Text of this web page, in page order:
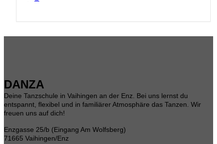
DANZA
Deine Tanzschule in Vaihingen an der Enz. Bei uns lernst du
entspannt, flexibel und in familiärer Atmosphäre das Tanzen. Wir
freuen uns auf dich!
Enzgasse 25/b (Eingang Am Wolfsberg)
71665 Vaihingen/Enz